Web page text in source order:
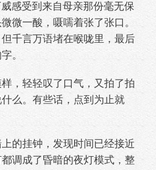
受到来自母亲那份毫无保
微一酸，嗫嚅着张了张口。
千言万语堵在喉咙里，最后
。
轻轻叹了口气，又拍了拍
么。有些话，点到为止就
挂钟，发现时间已经接近
调成了昏暗的夜灯模式，整